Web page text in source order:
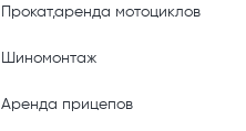
Прокат,аренда мотоциклов
Шиномонтаж
Аренда прицепов